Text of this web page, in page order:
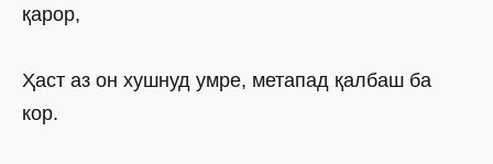
қарор,
Ҳаст аз он хушнуд умре, метапад қалбаш ба
кор.